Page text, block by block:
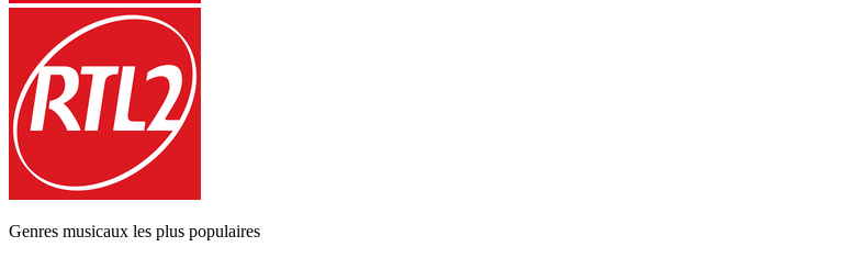
Genres musicaux les plus populaires